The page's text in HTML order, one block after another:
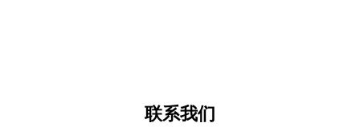
联系我们